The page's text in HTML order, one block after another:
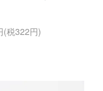
(税322円)